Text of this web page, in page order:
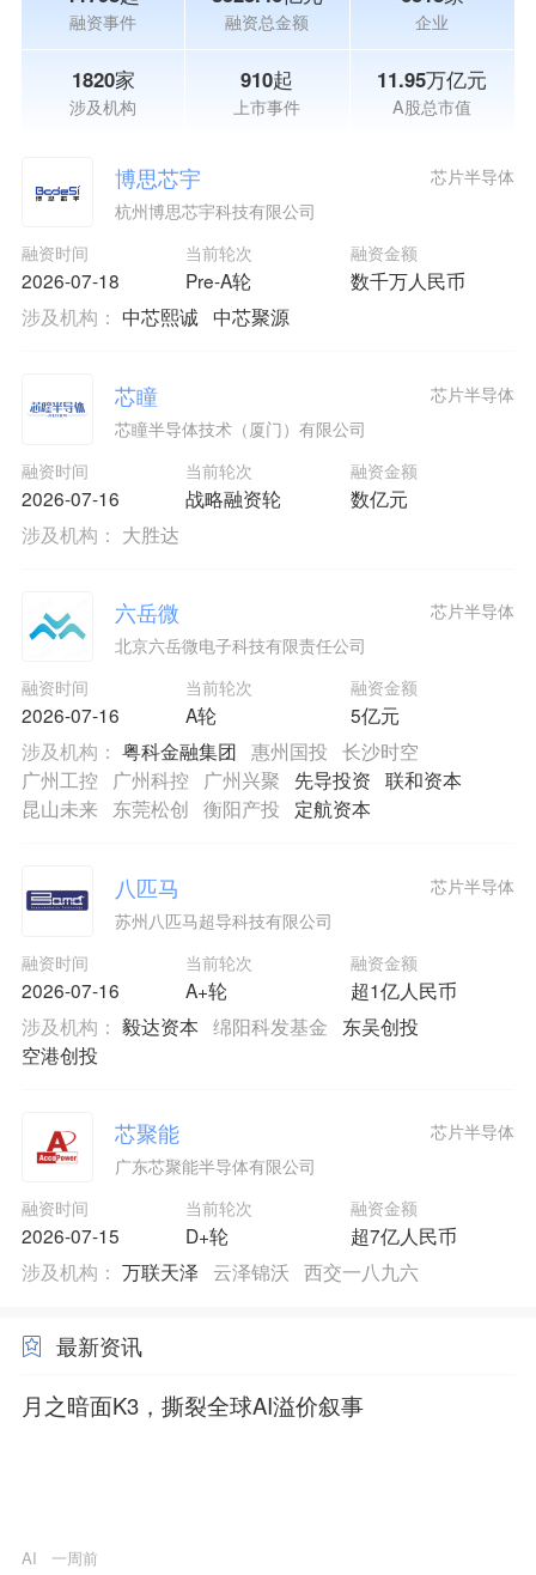
融资事件 融资总金额 企业
1820家
涉及机构
910起
上市事件
11.95万亿元
A股总市值
博思芯宇
杭州博思芯宇科技有限公司
融资时间
2026-07-18
当前轮次
Pre-A轮
融资金额
数千万人民币
芯片半导体
涉及机构： 中芯熙诚 中芯聚源
芯瞳
芯瞳半导体技术（厦门）有限公司
融资时间
2026-07-16
当前轮次
战略融资轮
融资金额
数亿元
芯片半导体
涉及机构： 大胜达
六岳微
北京六岳微电子科技有限责任公司
融资时间
2026-07-16
当前轮次
A轮
融资金额
5亿元
芯片半导体
涉及机构： 粤科金融集团 惠州国投 长沙时空
广州工控
广州科控 广州兴聚 先导投资 联和资本
昆山未来 东莞松创 衡阳产投 定航资本
八匹马
苏州八匹马超导科技有限公司
融资时间
2026-07-16
当前轮次
A+轮
融资金额
超1亿人民币
芯片半导体
涉及机构： 毅达资本 绵阳科发基金
东吴创投
空港创投
芯聚能
广东芯聚能半导体有限公司
融资时间
2026-07-15
当前轮次
D+轮
融资金额
超7亿人民币
芯片半导体
涉及机构： 万联天泽 云泽锦沃 西交一八九六
最新资讯
月之暗面K3，撕裂全球AI溢价叙事
AI 一周前